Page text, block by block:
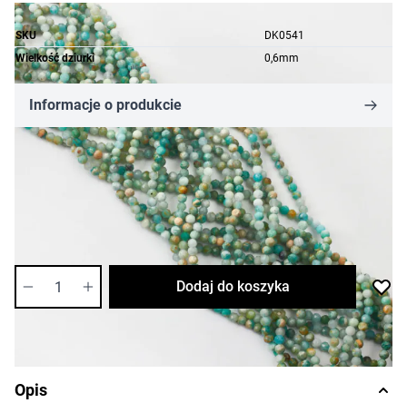
SKU
DK0541
Wielkość dziurki
0,6mm
Informacje o produkcie
33,21 zł
Długość sznura: ok. 36cm
Dostępność:
Dodaj do koszyka
Opis